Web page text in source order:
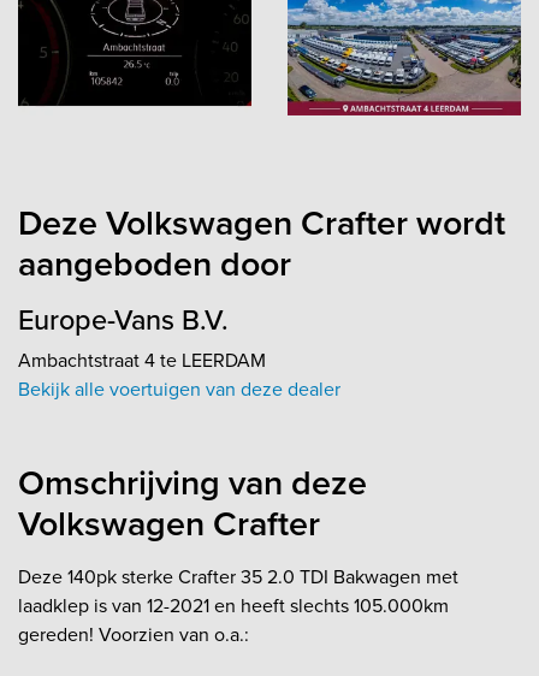
Deze Volkswagen Crafter wordt
aangeboden door
Europe-Vans B.V.
Ambachtstraat 4 te LEERDAM
Bekijk alle voertuigen van deze dealer
Omschrijving van deze
Volkswagen Crafter
Deze 140pk sterke Crafter 35 2.0 TDI Bakwagen met
laadklep is van 12-2021 en heeft slechts 105.000km
gereden! Voorzien van o.a.: